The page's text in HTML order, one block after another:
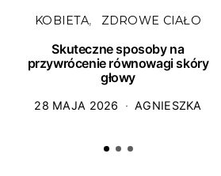
KOBIETA ZDROWE CIAŁO
Skuteczne sposoby na
przywrócenie równowagi skóry
głowy
28 MAJA 2026 AGNIESZKA